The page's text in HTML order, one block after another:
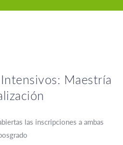
Maestría
las inscripciones a ambas